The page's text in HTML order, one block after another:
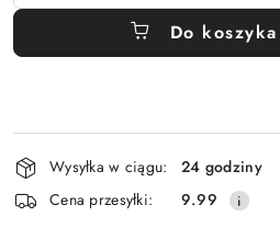
Do koszyka
Wyślij
Dostępność
i
dostawa
Wysyłka w ciągu:
24 godziny
Cena przesyłki:
9.99